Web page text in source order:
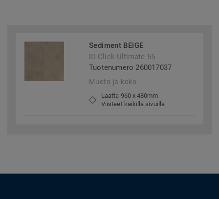
Sediment BEIGE
iD Click Ultimate 55
Tuotenumero 260017037
Muoto ja koko
Laatta 960 x 480mm
Viisteet kaikilla sivuilla